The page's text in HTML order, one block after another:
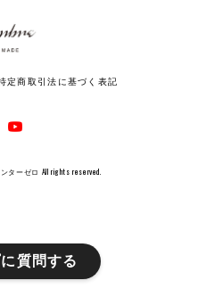
定商取引法に基づく表記
ターゼロ All rights reserved.
質問する